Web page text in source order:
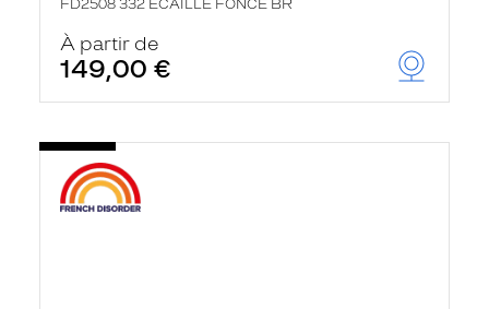
FD2508 332 ECAILLE FONCE BR
À partir de
149,00 €